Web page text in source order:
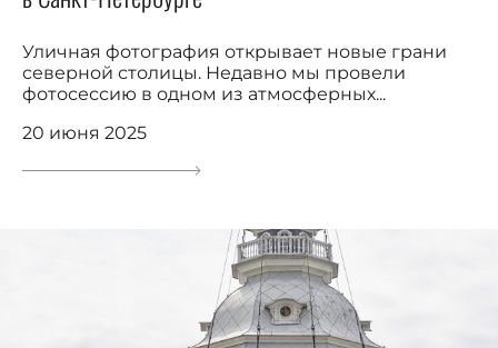
Уличная фотография открывает новые грани
северной столицы. Недавно мы провели
фотосессию в одном из атмосферных...
20 июня 2025